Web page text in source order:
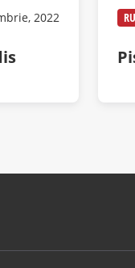
2022